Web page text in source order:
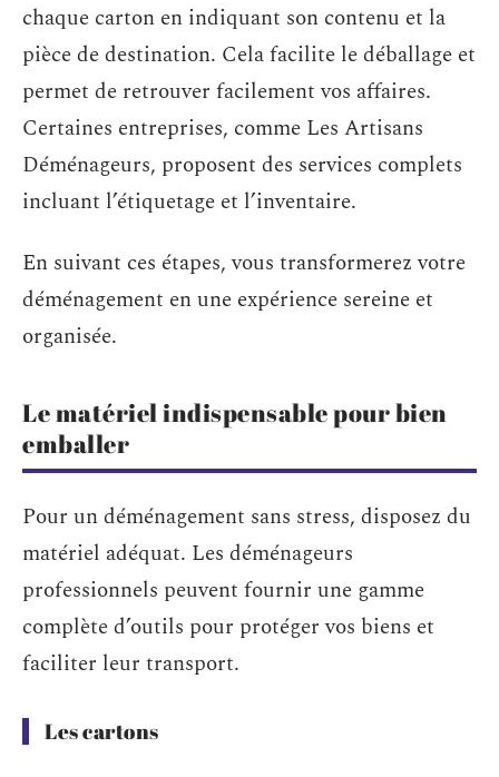
chaque carton en indiquant son contenu et la
pièce de destination. Cela facilite le déballage et
permet de retrouver facilement vos affaires.
Certaines entreprises, comme Les Artisans
Déménageurs, proposent des services complets
incluant l’étiquetage et l’inventaire.
En suivant ces étapes, vous transformerez votre
déménagement en une expérience sereine et
organisée.
Le matériel indispensable pour bien
emballer
Pour un déménagement sans stress, disposez du
matériel adéquat. Les déménageurs
professionnels peuvent fournir une gamme
complète d’outils pour protéger vos biens et
faciliter leur transport.
Les cartons